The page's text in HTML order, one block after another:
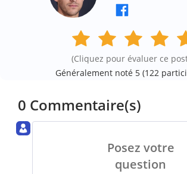
(Cliquez pour évaluer ce
Généralement noté 5 (122
0 Commentaire(s)
Posez votre
question